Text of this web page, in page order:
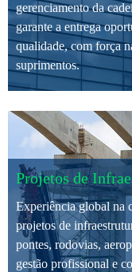
gerenciamento da
garante a entrega
qualidade, com força
suprimentos.
Projetos de
Experiência global na
projetos de
pontes, rodovias,
gestão profissional e